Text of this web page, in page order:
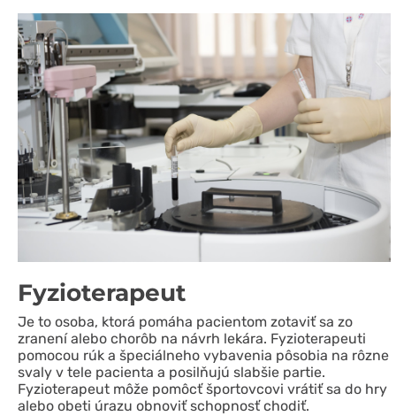
Fyzioterapeut
Je to osoba, ktorá pomáha pacientom zotaviť sa zo
zranení alebo chorôb na návrh lekára. Fyzioterapeuti
pomocou rúk a špeciálneho vybavenia pôsobia na rôzne
svaly v tele pacienta a posilňujú slabšie partie.
Fyzioterapeut môže pomôcť športovcovi vrátiť sa do hry
alebo obeti úrazu obnoviť schopnosť chodiť.